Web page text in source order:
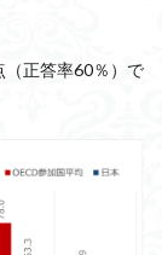
正答率60％）で